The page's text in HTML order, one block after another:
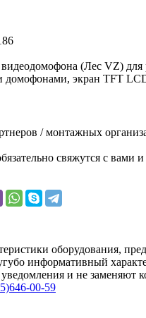
(Лес VZ) для
домофонами, экран TFT
/ монтажных
свяжутся с вами и
оборудования,
информативный
и не заменяют
00-59